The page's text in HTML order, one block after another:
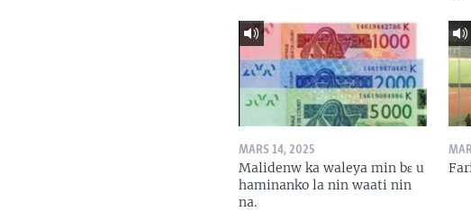
MARS 14, 2025
Malidenw ka waleya min bɛ u
haminanko la nin waati nin
na.